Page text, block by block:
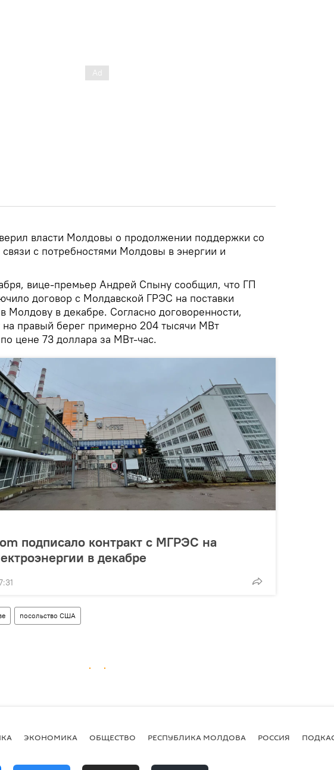
власти Молдовы о продолжении поддержки со
с потребностями Молдовы в энергии и
вице-премьер Андрей Спыну сообщил, что ГП
договор с Молдавской ГРЭС на поставки
Молдову в декабре. Согласно договоренности,
правый берег примерно 204 тысячи МВт
цене 73 доллара за МВт-час.
подписало контракт с МГРЭС на
в декабре
посольство США
ЭКОНОМИКА ОБЩЕСТВО РЕСПУБЛИКА МОЛДОВА РОССИЯ